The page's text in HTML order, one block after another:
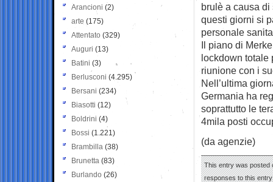
brulè a causa
questi giorni si
personale
Il piano di
lockdown totale
riunione con i
Nell’ultima
Germania ha
soprattutto le
4mila posti
(da agenzie)
This entry was posted
responses to this
Arancioni (2)
arte (175)
Attentato (329)
Auguri (13)
Batini (3)
Berlusconi (4.295)
Bersani (234)
Biasotti (12)
Boldrini (4)
Bossi (1.221)
Brambilla (38)
Brunetta (83)
Burlando (26)